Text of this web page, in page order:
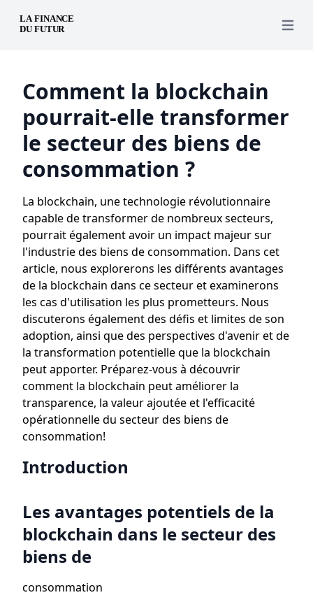
Open
Comment la blockchain
pourrait-elle transformer
le secteur des biens de
consommation ?
La blockchain, une technologie révolutionnaire
capable de transformer de nombreux secteurs,
pourrait également avoir un impact majeur sur
l'industrie des biens de consommation. Dans cet
article, nous explorerons les différents avantages
de la blockchain dans ce secteur et examinerons
les cas d'utilisation les plus prometteurs. Nous
discuterons également des défis et limites de son
adoption, ainsi que des perspectives d'avenir et de
la transformation potentielle que la blockchain
peut apporter. Préparez-vous à découvrir
comment la blockchain peut améliorer la
transparence, la valeur ajoutée et l'efficacité
opérationnelle du secteur des biens de
consommation!
Introduction
Les avantages potentiels de la
blockchain dans le secteur des
biens de
consommation